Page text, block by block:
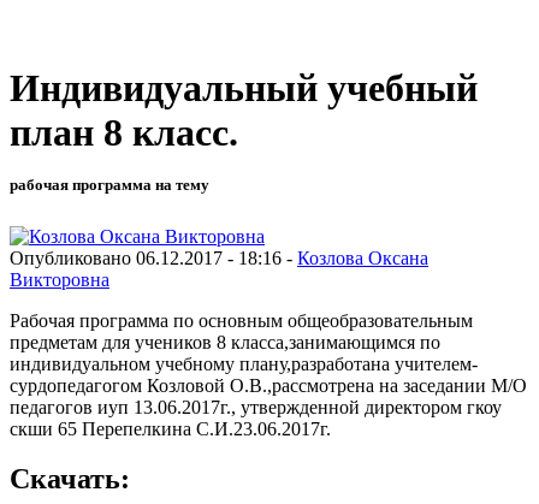
Индивидуальный учебный
план 8 класс.
рабочая программа на тему
Опубликовано 06.12.2017 - 18:16 - Козлова Оксана
Викторовна
Рабочая программа по основным общеобразовательным
предметам для учеников 8 класса,занимающимся по
индивидуальном учебному плану,разработана учителем-
сурдопедагогом Козловой О.В.,рассмотрена на заседании М/О
педагогов иуп 13.06.2017г., утвержденной директором гкоу
скши 65 Перепелкина С.И.23.06.2017г.
Скачать: